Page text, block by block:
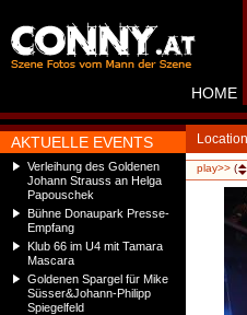
AKTUELLE EVENTS
Verleihung des Goldenen
Johann Strauss an Helga
Papouschek
Bühne Donaupark Presse-
Empfang
Klub 66 im U4 mit Tamara
Mascara
Goldenen Spargel für Mike
Süsser&Johann-Philipp
Spiegelfeld
HOME
play>> (